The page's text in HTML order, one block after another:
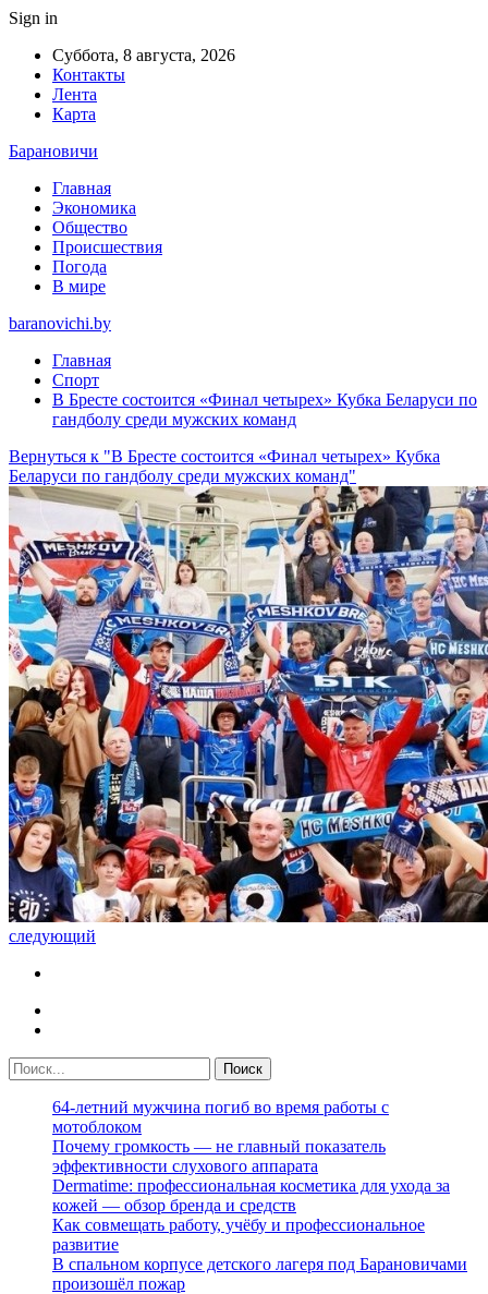
Sign in
Суббота, 8 августа, 2026
Контакты
Лента
Карта
Барановичи
Главная
Экономика
Общество
Происшествия
Погода
В мире
baranovichi.by
Главная
Спорт
В Бресте состоится «Финал четырех» Кубка Беларуси по
гандболу среди мужских команд
Вернуться к "В Бресте состоится «Финал четырех» Кубка
Беларуси по гандболу среди мужских команд"
следующий
64-летний мужчина погиб во время работы с
мотоблоком
Почему громкость — не главный показатель
эффективности слухового аппарата
Dermatime: профессиональная косметика для ухода за
кожей — обзор бренда и средств
Как совмещать работу, учёбу и профессиональное
развитие
В спальном корпусе детского лагеря под Барановичами
произошёл пожар